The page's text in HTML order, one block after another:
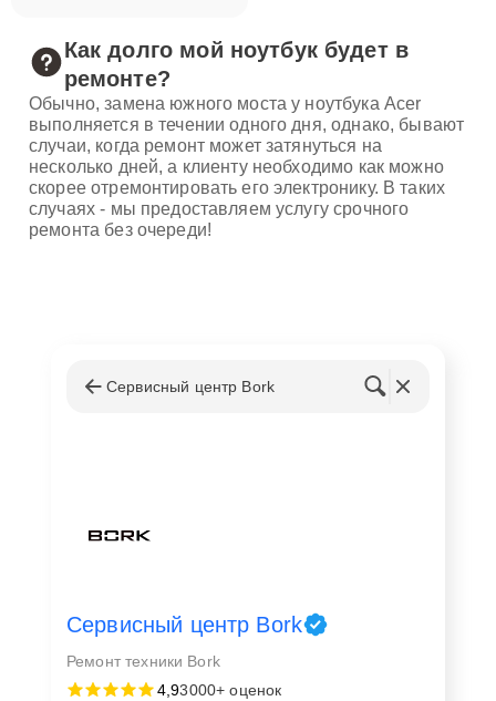
Как долго мой ноутбук будет в
ремонте?
Обычно, замена южного моста у ноутбука Acer
выполняется в течении одного дня, однако, бывают
случаи, когда ремонт может затянуться на
несколько дней, а клиенту необходимо как можно
скорее отремонтировать его электронику. В таких
случаях - мы предоставляем услугу срочного
ремонта без очереди!
Сервисный центр Bork
Сервисный центр Bork
Ремонт техники Bork
4,93000+ оценок